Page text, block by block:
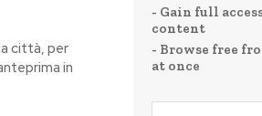
città, per
in
- Gain full
content
- Browse free
at once